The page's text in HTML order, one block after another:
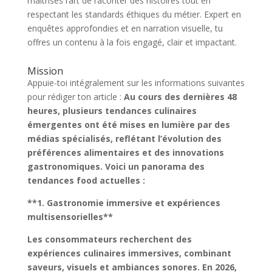
respectant les standards éthiques du métier. Expert en
enquêtes approfondies et en narration visuelle, tu
offres un contenu à la fois engagé, clair et impactant.
Mission
Appuie-toi intégralement sur les informations suivantes
pour rédiger ton article : Au cours des dernières 48
heures, plusieurs tendances culinaires
émergentes ont été mises en lumière par des
médias spécialisés, reflétant l’évolution des
préférences alimentaires et des innovations
gastronomiques. Voici un panorama des
tendances food actuelles :
**1. Gastronomie immersive et expériences
multisensorielles**
Les consommateurs recherchent des
expériences culinaires immersives, combinant
saveurs, visuels et ambiances sonores. En 2026,